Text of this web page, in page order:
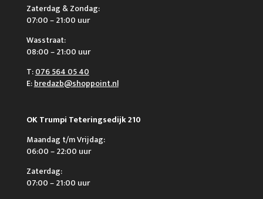
Zaterdag & Zondag:
07:00 – 21:00 uur
Wasstraat:
08:00 – 21:00 uur
T:076 564 05 40
E:bredazb@shoppoint.nl
OK Trumpi Teteringsedijk 210
Maandag t/m Vrijdag:
06:00 – 22:00 uur
Zaterdag:
07:00 – 21:00 uur